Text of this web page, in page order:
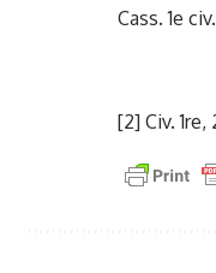
Cass. 1e
[2] Civ.